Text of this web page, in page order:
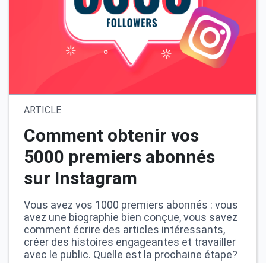
ARTICLE
Comment obtenir vos
5000 premiers abonnés
sur Instagram
Vous avez vos 1000 premiers abonnés : vous
avez une biographie bien conçue, vous savez
comment écrire des articles intéressants,
créer des histoires engageantes et travailler
avec le public. Quelle est la prochaine étape?